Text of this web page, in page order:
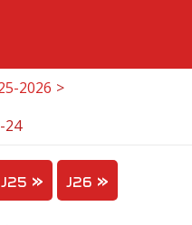
2026
24
J25 J26